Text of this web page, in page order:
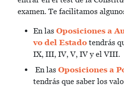
examen. Te facilitamos
En las Oposiciones a
vo del Estado tendrás
IX, III, IV, V, IV y el VIII.
En las Oposiciones a
tendrás que saber los